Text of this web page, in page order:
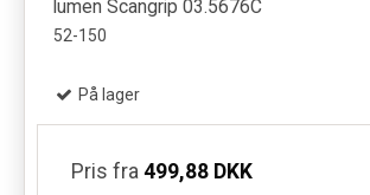
lumen Scangrip 03.5676C
52-150
På lager
Pris fra 499,88 DKK